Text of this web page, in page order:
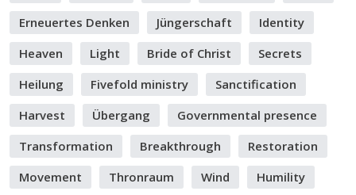
Erneuertes Denken
Jüngerschaft
Identity
Heaven
Light Bride of Christ
Secrets
Heilung
Fivefold ministry
Sanctification
Harvest
Übergang
Governmental presence
Transformation
Breakthrough
Restoration
Movement
Thronraum Wind
Humility